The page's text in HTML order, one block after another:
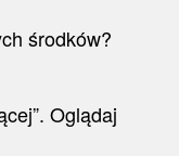
środków?
Oglądaj